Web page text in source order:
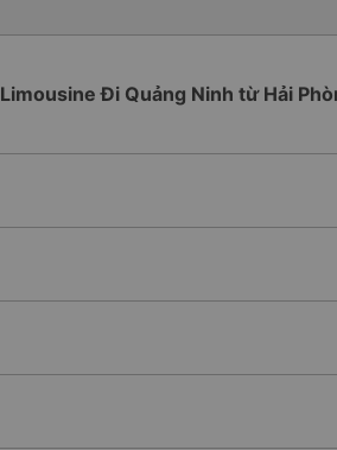
Đi Quảng Ninh từ Hải